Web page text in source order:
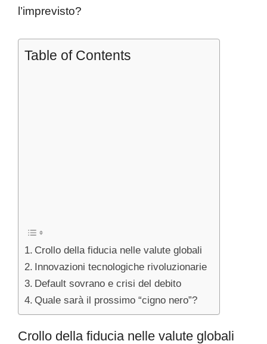
l’imprevisto?
Table of Contents
Crollo della fiducia nelle valute globali
Innovazioni tecnologiche rivoluzionarie
Default sovrano e crisi del debito
Quale sarà il prossimo “cigno nero”?
Crollo della fiducia nelle valute globali